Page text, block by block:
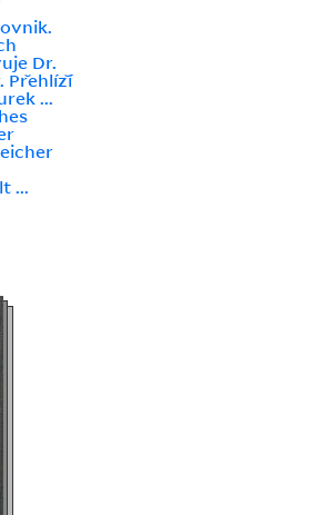
Dr.
Pr̆ehlíz̆í
...
...